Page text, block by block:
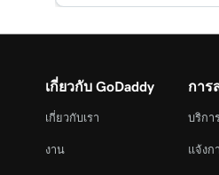
บทเรียนที่ 20 (จาก
บทเรียนที่ 21 (จาก
เผยแพร่เว็บไซต์ขอ
บทเรียนที่ 22 (จาก
เกี่ยวกับ GoDaddy
เกี่ยวกับเรา
งาน
การ
บริกา
แจ้งก